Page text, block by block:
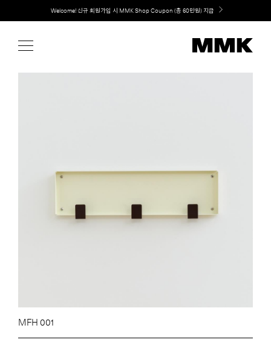
content
Welcome! 신규 회원가입 시 MMK Shop Coupon (총 60만원) 지급
MFH 001